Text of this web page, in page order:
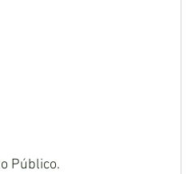
Público.